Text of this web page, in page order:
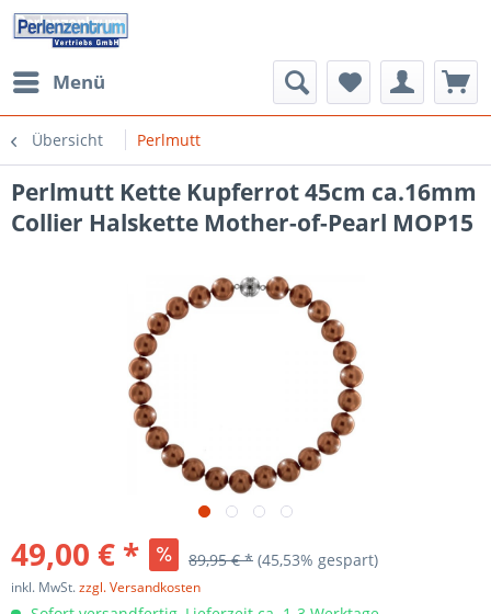
Menü
Übersicht Perlmutt
Perlmutt Kette Kupferrot 45cm ca.16mm
Collier Halskette Mother-of-Pearl MOP15
49,00 € * 89,95 € * (45,53% gespart)
inkl. MwSt.zzgl. Versandkosten